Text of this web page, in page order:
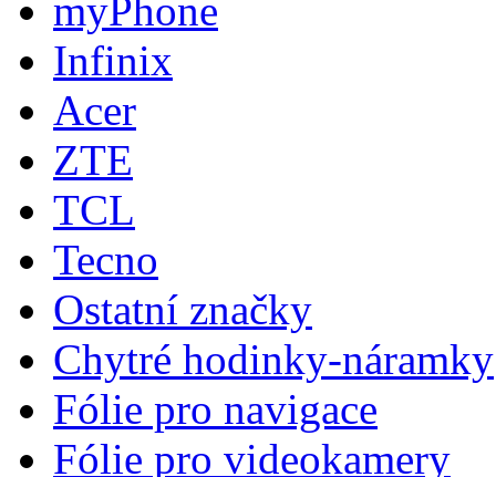
myPhone
Infinix
Acer
ZTE
TCL
Tecno
Ostatní značky
Chytré hodinky-náramky
Fólie pro navigace
Fólie pro videokamery